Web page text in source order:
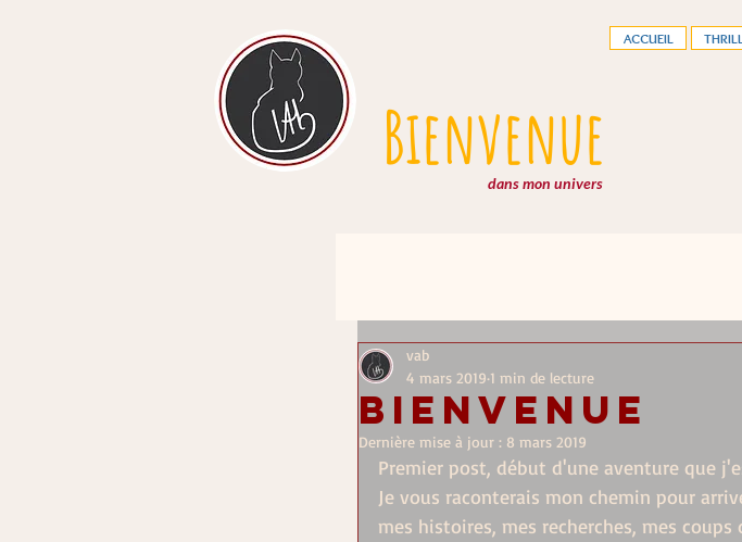
ACCUEIL
Bienvenue
dans mon univers
Bienvenue
vab
4 mars 2019 1 min de lecture
Dernière mise à jour : 8 mars 2019
Premier post, début d'une aventure que
Je vous raconterais mon chemin pour
mes histoires, mes recherches, mes